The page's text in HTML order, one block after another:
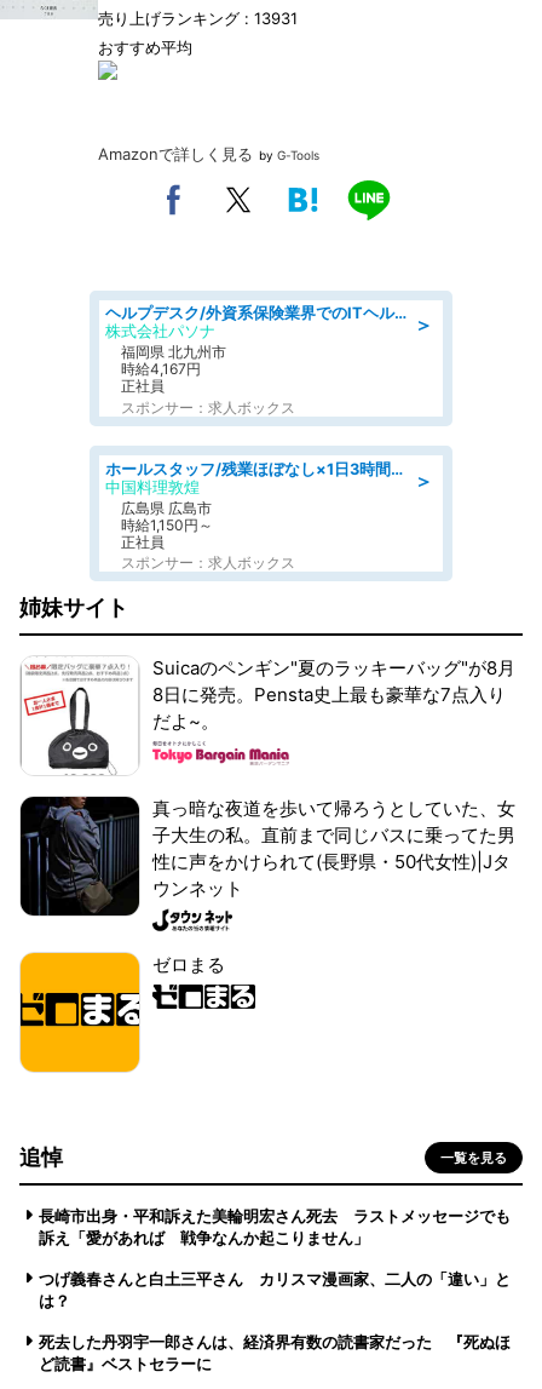
売り上げランキング : 13931
おすすめ平均
Amazonで詳しく見る by G-Tools
＞
ヘルプデスク/外資系保険業界でのITヘルプデスク業務/駅近/即日勤務可/ヘルプデスク
株式会社パソナ
福岡県 北九州市
時給4,167円
正社員
スポンサー：求人ボックス
＞
ホールスタッフ/残業ほぼなし×1日3時間〜勤務OK!フォロー体制も充実/広島県/広島市南区
中国料理敦煌
広島県 広島市
時給1,150円～
正社員
スポンサー：求人ボックス
姉妹サイト
Suicaのペンギン"夏のラッキーバッグ"が8月
8日に発売。Pensta史上最も豪華な7点入り
だよ~。
真っ暗な夜道を歩いて帰ろうとしていた、女
子大生の私。直前まで同じバスに乗ってた男
性に声をかけられて(長野県・50代女性)|Jタ
ウンネット
ゼロまる
追悼 一覧を見る
長崎市出身・平和訴えた美輪明宏さん死去 ラストメッセージでも
訴え「愛があれば 戦争なんか起こりません」
つげ義春さんと白土三平さん カリスマ漫画家、二人の「違い」と
は？
死去した丹羽宇一郎さんは、経済界有数の読書家だった 『死ぬほ
ど読書』ベストセラーに